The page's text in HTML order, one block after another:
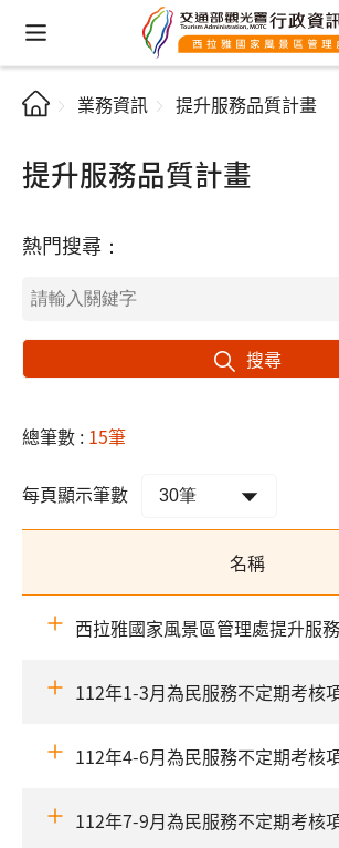
業務資訊 提升服務品質計畫
提升服務品質計畫
熱門搜尋：
搜尋
總筆數 : 15筆
每頁顯示筆數
名稱
西拉雅國家風景區管理處提升服
112年1-3月為民服務不定期考核
112年4-6月為民服務不定期考核
112年7-9月為民服務不定期考核